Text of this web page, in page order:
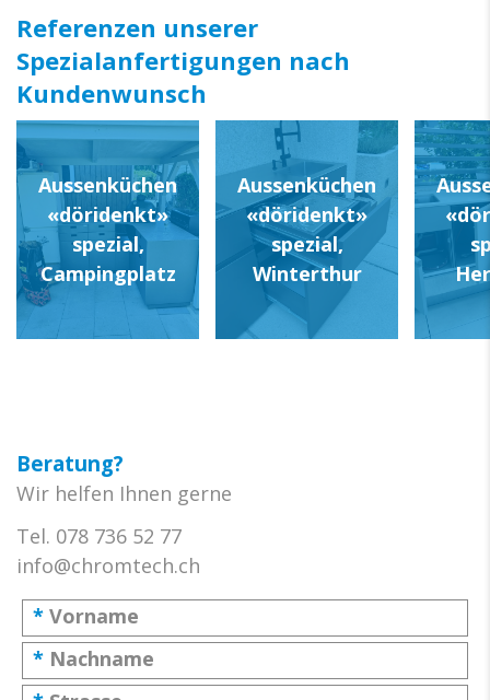
Referenzen unserer
Spezialanfertigungen nach
Kundenwunsch
Aussenküchen
«döridenkt»
spezial,
Campingplatz
Aussenküchen
«döridenkt»
spezial,
Winterthur
Beratung?
Wir helfen Ihnen gerne
Tel. 078 736 52 77
info@chromtech.ch
Vorname
*
Nachname
*